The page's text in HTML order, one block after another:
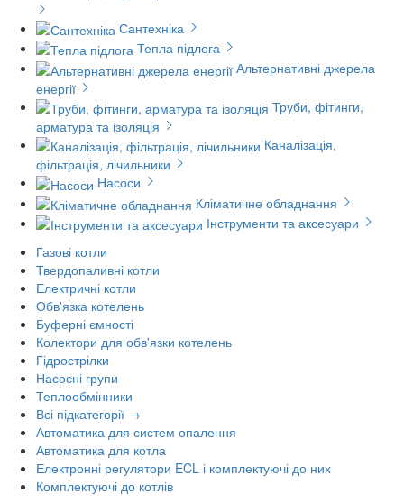
Сантехніка
Тепла підлога
Альтернативні джерела
енергії
Труби, фітинги,
арматура та ізоляція
Каналізація,
фільтрація, лічильники
Насоси
Кліматичне обладнання
Інструменти та аксесуари
Газові котли
Твердопаливні котли
Електричні котли
Обв'язка котелень
Буферні ємності
Колектори для обв'язки котелень
Гідрострілки
Насосні групи
Теплообмінники
Всі підкатегорії →
Автоматика для систем опалення
Автоматика для котла
Електронні регулятори ECL і комплектуючі до них
Комплектуючі до котлів